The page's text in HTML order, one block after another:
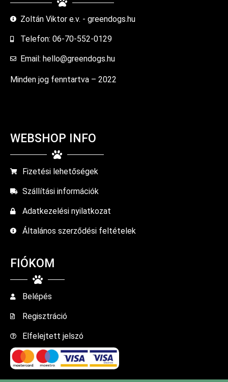
Zoltán Viktor e.v. - greendogs.hu
Telefon: 06-70-552-0129
Email: hello@greendogs.hu
Minden jog fenntartva – 2022
WEBSHOP INFO
Fizetési lehetőségek
Szállítási információk
Adatkezelési nyilatkozat
Általános szerződési feltételek
FIÓKOM
Belépés
Regisztráció
Elfelejtett jelszó